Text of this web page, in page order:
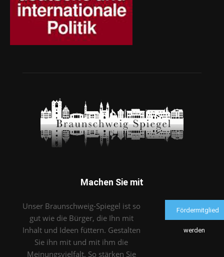
Machen Sie mit
Unser Braunschweig-Spiegel ist so
gut wie die Bürger, die Ihn mit
Inhalt und Ideen füttern. Gestalten
Sie ihn mit und mit ihm die
Meinungsvielfalt. So stärken Sie
Fördermitglied
werden